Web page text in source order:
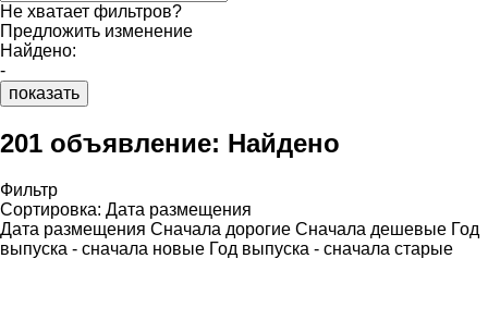
Не хватает фильтров?
Предложить изменение
Найдено:
-
показать
201 объявление: Найдено
Фильтр
Сортировка: Дата размещения
Дата размещения Сначала дорогие Сначала дешевые Год
выпуска - сначала новые Год выпуска - сначала старые